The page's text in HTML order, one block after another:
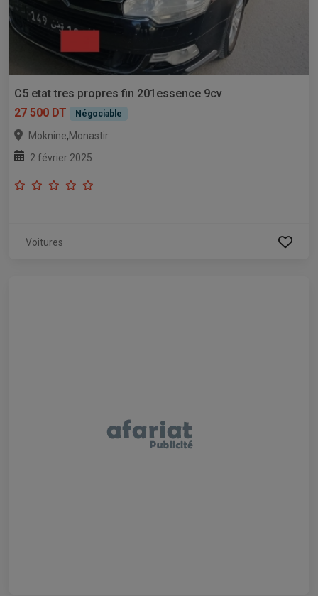
C5 etat tres propres fin 201essence 9cv
27 500 DT
Négociable
Moknine,Monastir
2 février 2025
Voitures